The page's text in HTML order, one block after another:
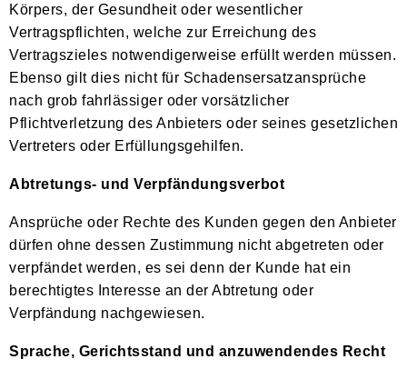
Körpers, der Gesundheit oder wesentlicher
Vertragspflichten, welche zur Erreichung des
Vertragszieles notwendigerweise erfüllt werden müssen.
Ebenso gilt dies nicht für Schadensersatzansprüche
nach grob fahrlässiger oder vorsätzlicher
Pflichtverletzung des Anbieters oder seines gesetzlichen
Vertreters oder Erfüllungsgehilfen.
Abtretungs- und Verpfändungsverbot
Ansprüche oder Rechte des Kunden gegen den Anbieter
dürfen ohne dessen Zustimmung nicht abgetreten oder
verpfändet werden, es sei denn der Kunde hat ein
berechtigtes Interesse an der Abtretung oder
Verpfändung nachgewiesen.
Sprache, Gerichtsstand und anzuwendendes Recht